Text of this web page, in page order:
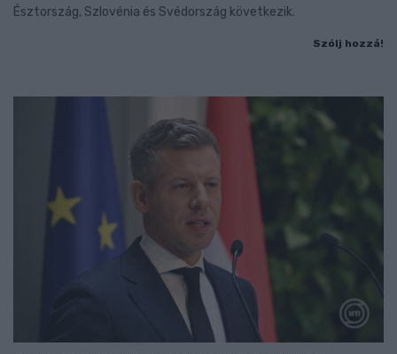
Észtország, Szlovénia és Svédország következik.
Szólj hozzá!